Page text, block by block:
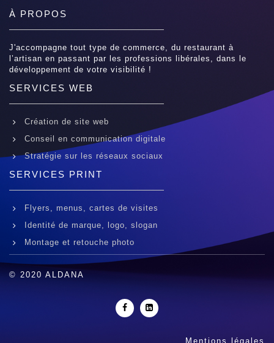
À PROPOS
J'accompagne tout type de commerce, du restaurant à
l’artisan en passant par les professions libérales, dans le
développement de votre visibilité !
SERVICES WEB
Création de site web
Conseil en communication digitale
Stratégie sur les réseaux sociaux
SERVICES PRINT
Flyers, menus, cartes de visites
Identité de marque, logo, slogan
Montage et retouche photo
© 2020 ALDANA
Mentions légales